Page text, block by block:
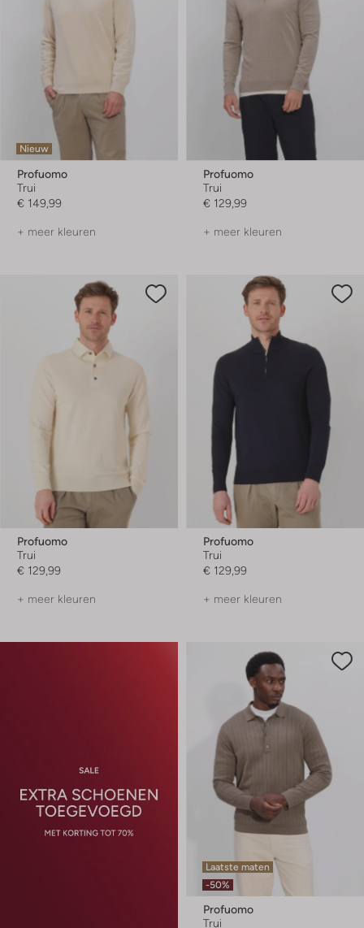
Nieuw
Profuomo
Trui
€ 149,99
+ meer kleuren
Profuomo
Trui
€ 129,99
+ meer kleuren
Profuomo
Trui
€ 129,99
+ meer kleuren
Profuomo
Trui
€ 129,99
+ meer kleuren
Laatste maten
-50%
Profuomo
Trui